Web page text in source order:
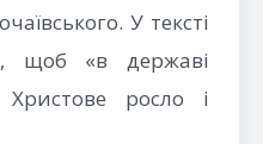
У тексті
щоб «в державі
Христове росло і